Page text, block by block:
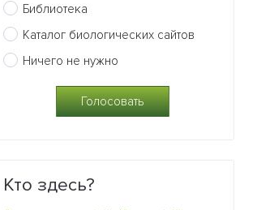
В подснежниках
обнаружили три новых
алкалоида
0
Библиотека
Каталог биологических сайтов
Ничего не нужно
Кто здесь?